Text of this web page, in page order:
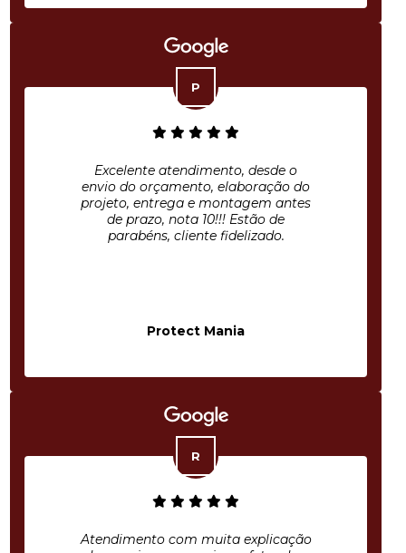
Excelente atendimento, desde o
envio do orçamento, elaboração do
projeto, entrega e montagem antes
de prazo, nota 10!!! Estão de
parabéns, cliente fidelizado.
Protect Mania
Atendimento com muita explicação